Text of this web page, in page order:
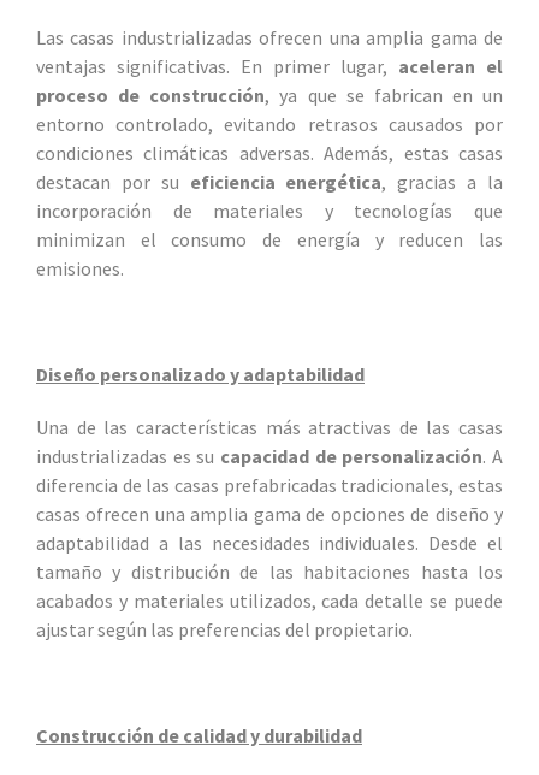
Las casas industrializadas ofrecen una amplia gama de
ventajas significativas. En primer lugar, aceleran el
proceso de construcción, ya que se fabrican en un
entorno controlado, evitando retrasos causados por
condiciones climáticas adversas. Además, estas casas
destacan por su eficiencia energética, gracias a la
incorporación de materiales y tecnologías que
minimizan el consumo de energía y reducen las
emisiones.
Diseño personalizado y adaptabilidad
Una de las características más atractivas de las casas
industrializadas es su capacidad de personalización. A
diferencia de las casas prefabricadas tradicionales, estas
casas ofrecen una amplia gama de opciones de diseño y
adaptabilidad a las necesidades individuales. Desde el
tamaño y distribución de las habitaciones hasta los
acabados y materiales utilizados, cada detalle se puede
ajustar según las preferencias del propietario.
Construcción de calidad y durabilidad